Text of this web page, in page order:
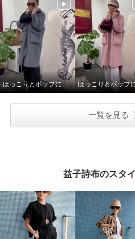
アットランティーヴァ アリア ウ
エストタック ドレスコート
ベージュ
¥0
ア
ーチ
コニ
¥0
ほっこりとポップに冬を楽しことむコートスタイル
一覧を見る
益子詩布のスタ